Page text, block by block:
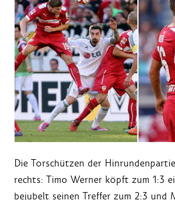
Die Torschützen der
rechts: Timo Werner köpft zum 1:3
bejubelt seinen Treffer zum 2:3